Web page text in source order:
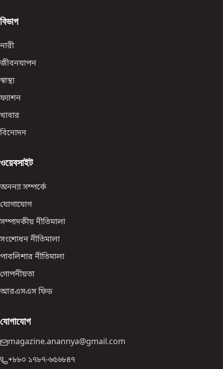
বিভাগ
নারী
জীবনযাপন
স্বাস্থ্য
ফ্যাশন
খাবার
বিনোদন
ওয়েবসাইট
অনন্যা সম্পর্কে
যোগাযোগ
সম্পাদকীয় নীতিমালা
সংশোধন নীতিমালা
পাবলিশার নীতিমালা
গোপনীয়তা
আরএসএস ফিড
যোগাযোগ
magazine.anannya@gmail.com
+৮৮০ ১৭৮৭-৬৫৬৮৪৭